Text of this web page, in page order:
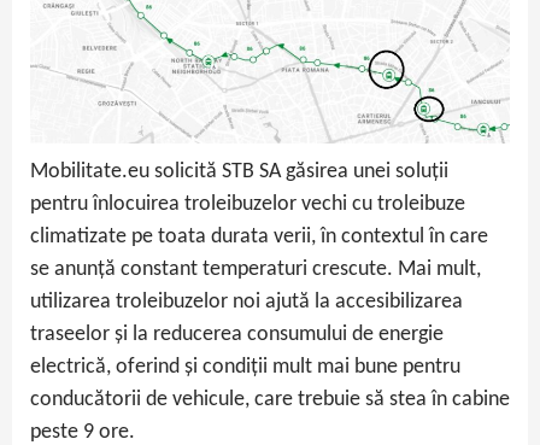
Mobilitate.eu solicită STB SA găsirea unei soluții
pentru înlocuirea troleibuzelor vechi cu troleibuze
climatizate pe toata durata verii, în contextul în care
se anunță constant temperaturi crescute. Mai mult,
utilizarea troleibuzelor noi ajută la accesibilizarea
traseelor și la reducerea consumului de energie
electrică, oferind și condiții mult mai bune pentru
conducătorii de vehicule, care trebuie să stea în cabine
peste 9 ore.